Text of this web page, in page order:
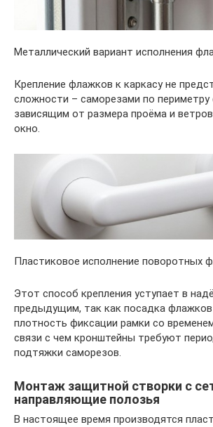
Металлический вариант исполнения
Крепление флажков к каркасу не
сложности – саморезами по периметру
зависящим от размера проёма и
окно.
Пластиковое исполнение поворотных
Этот способ крепления уступает в
предыдущим, так как посадка флажков
плотность фиксации рамки со
связи с чем кронштейны требуют
подтяжки саморезов.
Монтаж защитной створки с
направляющие полозья
В настоящее время производятся